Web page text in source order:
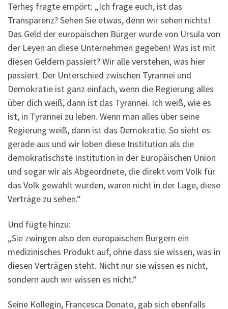
Terheș fragte empört: „Ich frage euch, ist das
Transparenz? Sehen Sie etwas, denn wir sehen nichts!
Das Geld der europäischen Bürger wurde von Ursula von
der Leyen an diese Unternehmen gegeben! Was ist mit
diesen Geldern passiert? Wir alle verstehen, was hier
passiert. Der Unterschied zwischen Tyrannei und
Demokratie ist ganz einfach, wenn die Regierung alles
über dich weiß, dann ist das Tyrannei. Ich weiß, wie es
ist, in Tyrannei zu leben. Wenn man alles über seine
Regierung weiß, dann ist das Demokratie. So sieht es
gerade aus und wir loben diese Institution als die
demokratischste Institution in der Europäischen Union
und sogar wir als Abgeordnete, die direkt vom Volk für
das Volk gewählt wurden, waren nicht in der Lage, diese
Verträge zu sehen.“
Und fügte hinzu:
„Sie zwingen also den europäischen Bürgern ein
medizinisches Produkt auf, ohne dass sie wissen, was in
diesen Verträgen steht. Nicht nur sie wissen es nicht,
sondern auch wir wissen es nicht.“
Seine Kollegin, Francesca Donato, gab sich ebenfalls